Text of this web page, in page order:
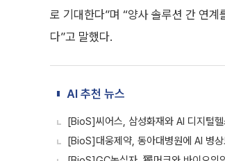
로 기대한다”며 “양사 솔루션 간 연
다”고 말했다.
AI 추천 뉴스
[BioS]씨어스, 삼성화재와 AI 디지털
[BioS]대웅제약, 동아대병원에 AI 병